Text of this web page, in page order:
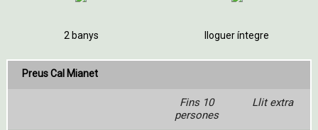
2 banys lloguer íntegre
Preus Cal Mianet
Fins 10
persones
Llit extra